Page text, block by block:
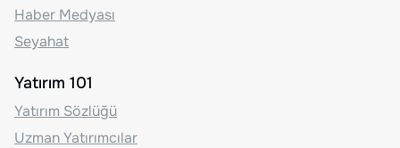
Haber Medyası
Seyahat
Yatırım 101
Yatırım Sözlüğü
Uzman Yatırımcılar